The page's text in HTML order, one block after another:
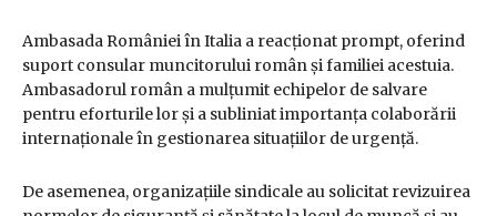
Ambasada României în Italia a reacționat prompt, oferind
suport consular muncitorului român și familiei acestuia.
Ambasadorul român a mulțumit echipelor de salvare
pentru eforturile lor și a subliniat importanța colaborării
internaționale în gestionarea situațiilor de urgență.
De asemenea, organizațiile sindicale au solicitat revizuirea